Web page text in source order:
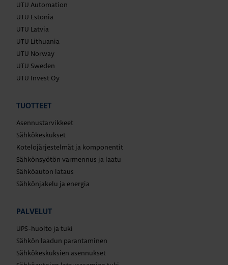
UTU Automation
UTU Estonia
UTU Latvia
UTU Lithuania
UTU Norway
UTU Sweden
UTU Invest Oy
TUOTTEET
Asennustarvikkeet
Sähkökeskukset
Kotelojärjestelmät ja komponentit
Sähkönsyötön varmennus ja laatu
Sähköauton lataus
Sähkönjakelu ja energia
PALVELUT
UPS-huolto ja tuki
Sähkön laadun parantaminen
Sähkökeskuksien asennukset